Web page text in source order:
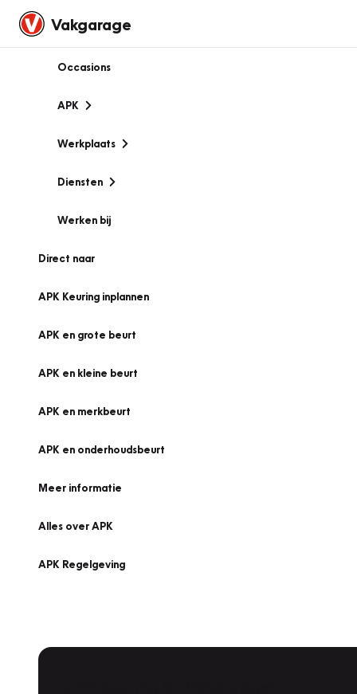
Vakgarage
Occasions
APK
Werkplaats
Diensten
Werken bij
Direct naar
APK Keuring inplannen
APK en grote beurt
APK en kleine beurt
APK en merkbeurt
APK en onderhoudsbeurt
Meer informatie
Alles over APK
APK Regelgeving